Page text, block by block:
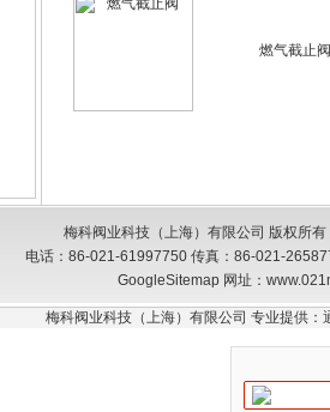
燃气截止阀
梅科阀业科技（上海）有限公司 版权所
电话：86-021-61997750 传真：86-021-
GoogleSitemap网址：
梅科阀业科技（上海）有限公司 专业提供